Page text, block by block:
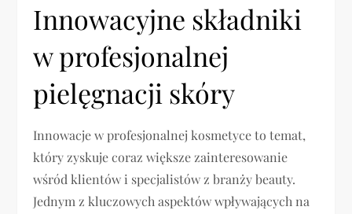
Innowacyjne składniki
w profesjonalnej
pielęgnacji skóry
Innowacje w profesjonalnej kosmetyce to temat,
który zyskuje coraz większe zainteresowanie
wśród klientów i specjalistów z branży beauty.
Jednym z kluczowych aspektów wpływających na